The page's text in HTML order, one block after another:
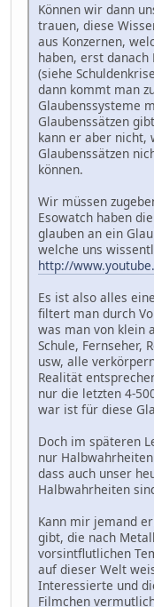
Können wir dann
trauen, diese
aus Konzernen,
haben, erst
(siehe
dann kommt man
Glaubenssysteme
Glaubenssätzen
kann er aber nicht,
Glaubenssätzen
können.
Wir müssen
Esowatch haben
glauben an ein
welche uns
http://
Es ist also alles
filtert man durch
was man von klein
Schule, Fernseher,
usw, alle
Realität
nur die letzten 4-
war ist für diese
Doch im späteren
nur
dass auch unser
Halbwahrheiten
Kann mir jemand
gibt, die nach
vorsintflutlichen
auf dieser Welt
Interessierte und
Filmchen